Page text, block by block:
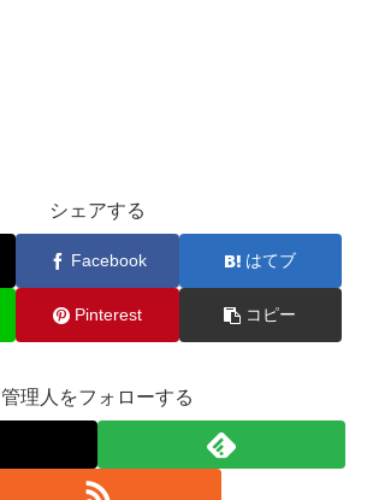
シェアする
Facebook はてブ
Pinterest コピー
管理人をフォローする